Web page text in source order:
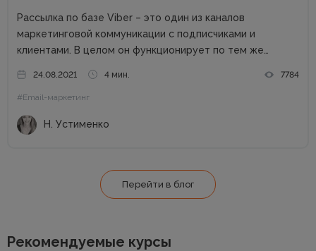
Рассылка по базе Viber – это один из каналов
маркетинговой коммуникации с подписчиками и
клиентами. В целом он функционирует по тем же
получить согласие на рассылку, не стоит
переспамливать, нужно персонализировать общение...
24.08.2021 4 мин. 7784
#Email-маркетинг
Н. Устименко
Перейти в блог
Рекомендуемые курсы